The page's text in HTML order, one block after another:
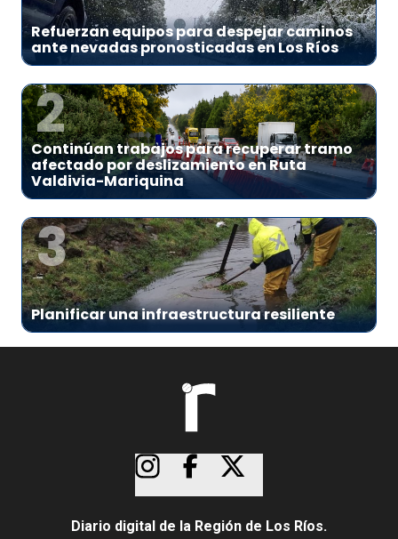
Refuerzan equipos para despejar caminos
ante nevadas pronosticadas en Los Ríos
2
Continúan trabajos para recuperar tramo
afectado por deslizamiento en Ruta
Valdivia-Mariquina
3
Planificar una infraestructura resiliente
Diario digital de la Región de Los Ríos.